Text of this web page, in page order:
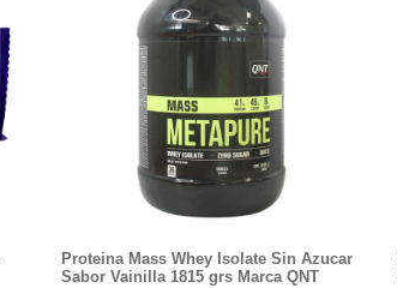
Proteina Mass Whey Isolate Sin Azucar
Sabor Vainilla 1815 grs Marca QNT